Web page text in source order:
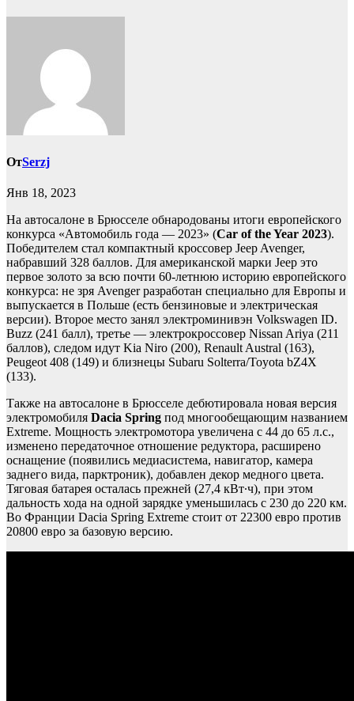
ОтSerzj
Янв 18, 2023
На автосалоне в Брюсселе обнародованы итоги европейского
конкурса «Автомобиль года — 2023» (Car of the Year 2023).
Победителем стал компактный кроссовер Jeep Avenger,
набравший 328 баллов. Для американской марки Jeep это
первое золото за всю почти 60-летнюю историю европейского
конкурса: не зря Avenger разработан специально для Европы и
выпускается в Польше (есть бензиновые и электрическая
версии). Второе место занял электроминивэн Volkswagen ID.
Buzz (241 балл), третье — электрокроссовер Nissan Ariya (211
баллов), следом идут Kia Niro (200), Renault Austral (163),
Peugeot 408 (149) и близнецы Subaru Solterra/Toyota bZ4X
(133).
Также на автосалоне в Брюсселе дебютировала новая версия
электромобиля Dacia Spring под многообещающим названием
Extreme. Мощность электромотора увеличена с 44 до 65 л.с.,
изменено передаточное отношение редуктора, расширено
оснащение (появились медиасистема, навигатор, камера
заднего вида, парктроник), добавлен декор медного цвета.
Тяговая батарея осталась прежней (27,4 кВт∙ч), при этом
дальность хода на одной зарядке уменьшилась с 230 до 220 км.
Во Франции Dacia Spring Extreme стоит от 22300 евро против
20800 евро за базовую версию.